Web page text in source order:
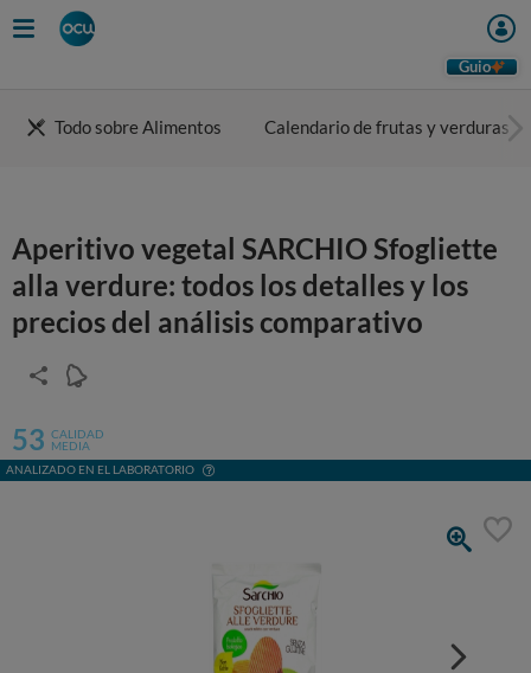
Guio
Todo sobre Alimentos Calendario de frutas y verduras
Aperitivo vegetal SARCHIO Sfogliette
alla verdure: todos los detalles y los
precios del análisis comparativo
53 CALIDAD
MEDIA
ANALIZADO EN EL LABORATORIO